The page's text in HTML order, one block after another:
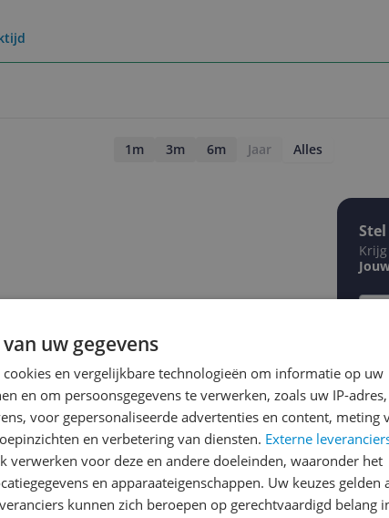
1m 3m 6m Jaar Alles
-5%
uw gegevens
en vergelijkbare technologieën om informatie op uw
en om persoonsgegevens te verwerken, zoals uw IP-
voor gepersonaliseerde advertenties en content, meting
en verbetering van diensten. Externe
verwerken voor deze en andere doeleinden, waaronder het
en apparaateigenschappen. Uw keuzes gelden
kunnen zich beroepen op gerechtvaardigd belang